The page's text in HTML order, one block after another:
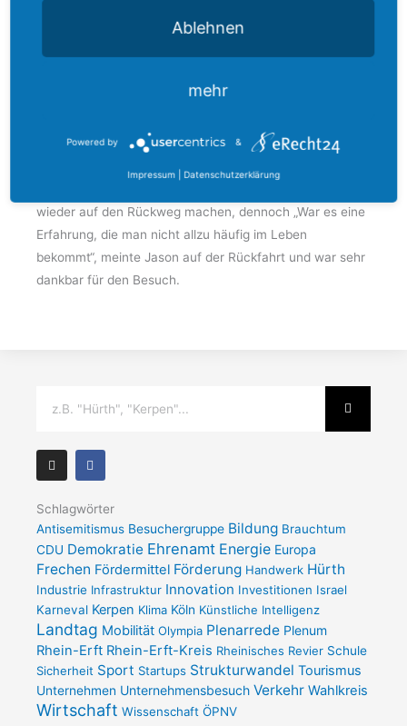
und zweitens um einen Systemsprenger, für den man zu
viel Geld benötigt und es nicht sein kann, dass die Stadt
beide Themen ansprechen werde und alles versuche,
Als letztes wurde den beiden noch alles ganz genau
gezeigt und sie durften sogar den Fraktionsraum der
wieder auf den Rückweg machen, dennoch „War es eine
Erfahrung, die man nicht allzu häufig im Leben
bekommt“, meinte Jason auf der Rückfahrt und war sehr
dankbar für den Besuch.
I
n
s
a
g
r
a
m
F
a
c
b
o
o
k
-
f
Schlagwörter
Antisemitismus Besuchergruppe Bildung Brauchtum
CDU Demokratie Ehrenamt Energie Europa
Frechen Fördermittel Förderung Handwerk Hürth
Industrie Infrastruktur Innovation Investitionen Israel
Karneval Kerpen Klima Köln Künstliche Intelligenz
Landtag Mobilität Olympia Plenarrede Plenum
Rhein-Erft Rhein-Erft-Kreis Rheinisches Revier Schule
Sicherheit Sport Startups Strukturwandel Tourismus
Unternehmen Unternehmensbesuch Verkehr Wahlkreis
Wirtschaft Wissenschaft ÖPNV
Ablehnen
mehr
Powered by &
Impressum Datenschutzerklärung